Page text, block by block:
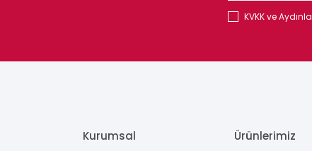
KVKK ve
Kurumsal Ürünlerimiz